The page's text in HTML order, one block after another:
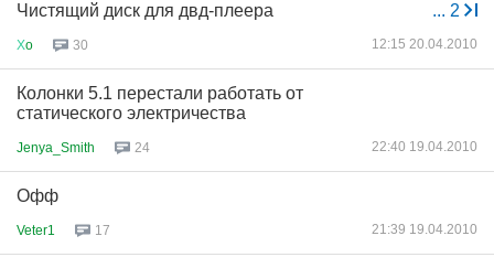
... 2
Чистящий диск для двд-плеера
Хo 30 12:15 20.04.2010
Колонки 5.1 перестали работать от
статического электричества
Jenya_Smith 24 22:40 19.04.2010
Офф
Veter1 17 21:39 19.04.2010